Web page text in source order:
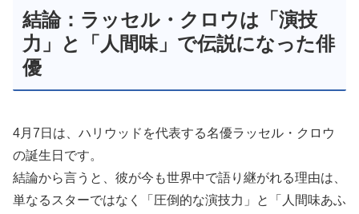
結論：ラッセル・クロウは「演技
力」と「人間味」で伝説になった俳
優
4月7日は、ハリウッドを代表する名優ラッセル・クロウ
の誕生日です。
結論から言うと、彼が今も世界中で語り継がれる理由は、
単なるスターではなく「圧倒的な演技力」と「人間味あふ